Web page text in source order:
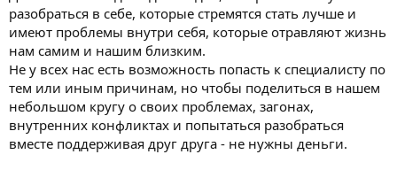
разобраться в себе, которые стремятся стать лучше и
имеют проблемы внутри себя, которые отравляют жизнь
нам самим и нашим близким.
Не у всех нас есть возможность попасть к специалисту по
тем или иным причинам, но чтобы поделиться в нашем
небольшом кругу о своих проблемах, загонах,
внутренних конфликтах и попытаться разобраться
вместе поддерживая друг друга - не нужны деньги.